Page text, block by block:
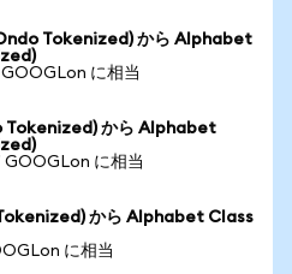
Tokenized) から Alphabet
に相当
から Alphabet
GOOGLon に相当
から Alphabet Class
に相当